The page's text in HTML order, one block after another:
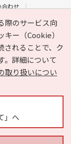
際のサービス向
キー（Cookie）
されることで、ク
。詳細について
取り扱いについ
」へ
わせ
せ